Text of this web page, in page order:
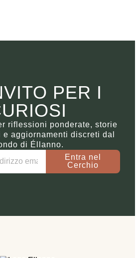
PER I
riflessioni ponderate, storie
aggiornamenti discreti dal
di Éllanno.
Entra nel
Cerchio